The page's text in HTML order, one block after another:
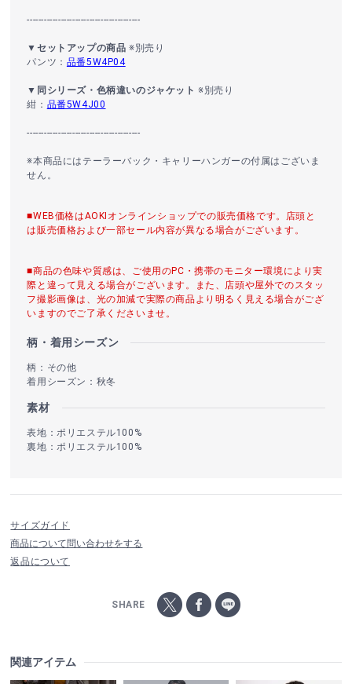
----------------------------------------
▼セットアップの商品 ※別売り
パンツ： 品番5W4P04
▼同シリーズ・色柄違いのジャケット ※別売り
紺： 品番5W4J00
----------------------------------------
※本商品にはテーラーバック・キャリーハンガーの付属はございま
せん。
■WEB価格はAOKIオンラインショップでの販売価格です。店頭と
は販売価格および一部セール内容が異なる場合がございます。
■商品の色味や質感は、ご使用のPC・携帯のモニター環境により実
際と違って見える場合がございます。また、店頭や屋外でのスタッ
フ撮影画像は、光の加減で実際の商品より明るく見える場合がござ
いますのでご了承くださいませ。
柄・着用シーズン
柄：その他
着用シーズン：秋冬
素材
表地：ポリエステル100%
裏地：ポリエステル100%
サイズガイド
商品について問い合わせをする
返品について
SHARE
関連アイテム